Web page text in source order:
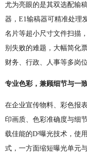
尤为亮眼的是其双选配输
器，E1输稿器可精准处理
名片等超小尺寸文件扫描
别失败的难题，大幅简化
财务、行政、人事等多岗
专业色彩，兼顾细节与一
在企业宣传物料、彩色报
印画质、色彩准确度与细
载佳能的D²曝光技术，使
式，一方面缩短曝光单元